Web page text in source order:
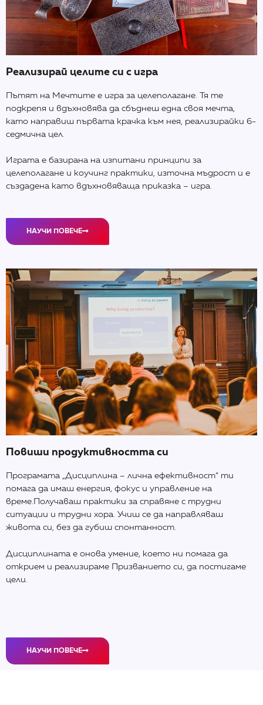
Реализирай целите си с игра
Пътят на Мечтите е игра за целеполагане. Тя те
подкрепя и вдъхновява да сбъднеш една своя мечта,
като направиш първата крачка към нея, реализирайки 6-
седмична цел.
Играта е базирана на изпитани принципи за
целеполагане и коучинг практики, източна мъдрост и е
създадена като вдъхновяваща приказка – игра.
НАУЧИ ПОВЕЧЕ
Повиши продуктивността си
Програмата „Дисциплина – лична ефективност“ ти
помага да имаш енергия, фокус и управление на
време.Получаваш практики за справяне с трудни
ситуации и трудни хора. Учиш се да направляваш
живота си, без да губиш спонтанност.
Дисциплината е онова умение, което ни помага да
открием и реализираме Призванието си, да постигаме
цели.
НАУЧИ ПОВЕЧЕ